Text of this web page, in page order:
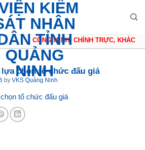
CÔNG MINH, CHÍNH TRỰC, KHÁCH
chọn tổ chức đấu giá
by VKS Quảng Ninh
tổ chức đấu giá